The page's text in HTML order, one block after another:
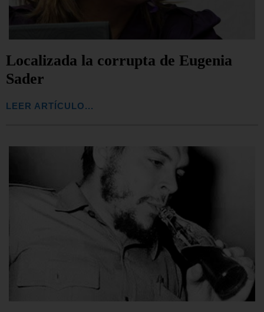
Localizada la corrupta de Eugenia
Sader
LEER ARTÍCULO...